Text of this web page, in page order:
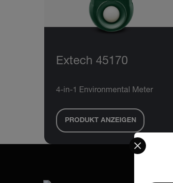
Extech 45170
4-in-1 Environmental Meter
PRODUKT ANZEIGEN
Select